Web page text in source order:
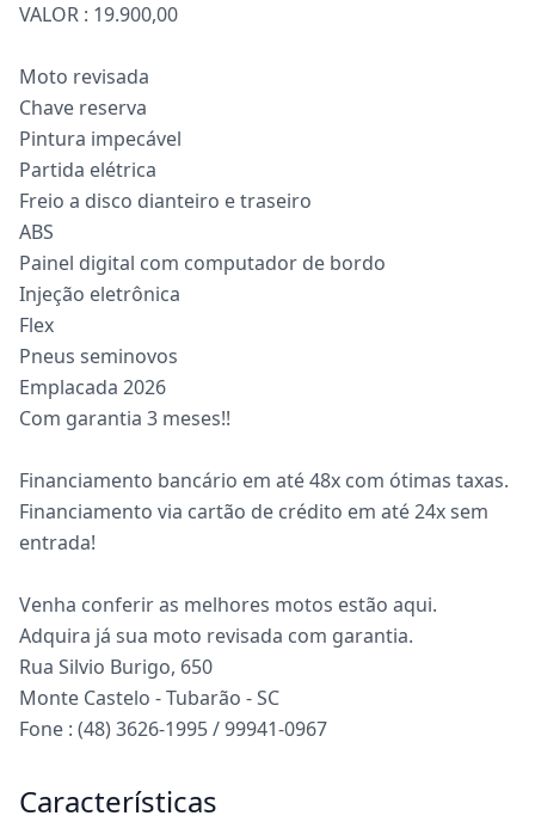
VALOR : 19.900,00
Moto revisada
Chave reserva
Pintura impecável
Partida elétrica
Freio a disco dianteiro e traseiro
ABS
Painel digital com computador de bordo
Injeção eletrônica
Flex
Pneus seminovos
Emplacada 2026
Com garantia 3 meses!!
Financiamento bancário em até 48x com ótimas taxas.
Financiamento via cartão de crédito em até 24x sem
entrada!
Venha conferir as melhores motos estão aqui.
Adquira já sua moto revisada com garantia.
Rua Silvio Burigo, 650
Monte Castelo - Tubarão - SC
Fone : (48) 3626-1995 / 99941-0967
Características